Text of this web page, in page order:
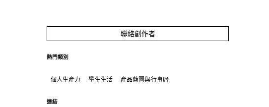
聯絡創作者
熱門類別
個人生產力 學生生活 產品藍圖與行事曆
連結